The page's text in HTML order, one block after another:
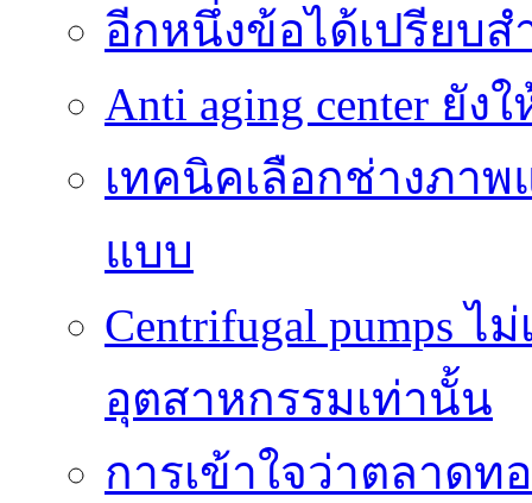
อีกหนึ่งข้อได้เปรียบส
Anti aging center ยั
เทคนิคเลือกช่างภา
แบบ
Centrifugal pumps
อุตสาหกรรมเท่านั้น
การเข้าใจว่าตลาดท